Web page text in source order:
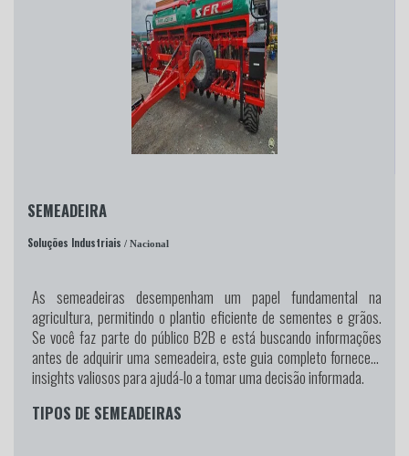
SEMEADEIRA
Soluções Industriais / Nacional
As semeadeiras desempenham um papel fundamental na
agricultura, permitindo o plantio eficiente de sementes e grãos.
Se você faz parte do público B2B e está buscando informações
antes de adquirir uma semeadeira, este guia completo fornecerá
insights valiosos para ajudá-lo a tomar uma decisão informada.
TIPOS DE SEMEADEIRAS